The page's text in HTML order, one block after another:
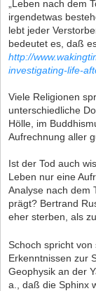
„Leben nach dem
irgendetwas
lebt jeder
bedeutet es, daß
http://
investigating-life-
Viele Religionen
unterschiedliche
Hölle, im
Aufrechnung aller
Ist der Tod auch
Leben nur eine
Analyse nach dem
prägt? Bertrand
eher sterben, als
Schoch spricht
Erkenntnissen zur
Geophysik an der
a., daß die Sphinx